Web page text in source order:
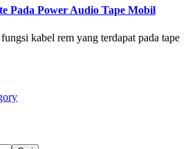
Pada Power Audio Tape Mobil
kabel rem yang terdapat pada tape